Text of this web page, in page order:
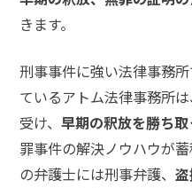
きます。
刑事事件に強い法律事務
ているアトム法律事務所
受け、早期の釈放を勝ち
罪事件の解決ノウハウが
の弁護士には刑事弁護、